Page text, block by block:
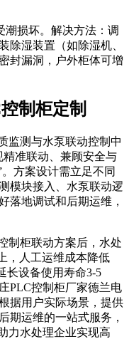
潮损坏。解决方法：调
除湿装置（如除湿机、
封漏洞，户外柜体可增
监测与水泵联动控制中
准联动、兼顾安全与
方案设计需立足不同
模块接入、水泵联动逻
落地调试和后期运维，
制柜联动方案后，水处
，人工运维成本降低
长设备使用寿命3-5
PLC控制柜厂家德兰电
据用户实际场景，提供
期运维的一站式服务，
力水处理企业实现高